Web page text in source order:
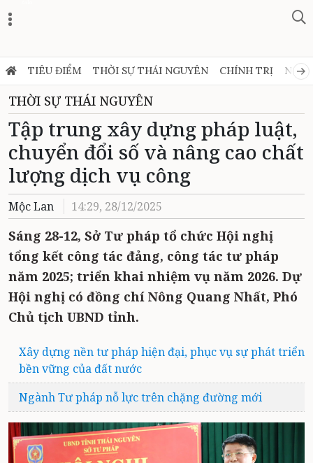
TIÊU ĐIỂM THỜI SỰ THÁI NGUYÊN CHÍNH TRỊ NGHỊ
THỜI SỰ THÁI NGUYÊN
Tập trung xây dựng pháp luật,
chuyển đổi số và nâng cao chất
lượng dịch vụ công
Mộc Lan 14:29, 28/12/2025
Sáng 28-12, Sở Tư pháp tổ chức Hội nghị
tổng kết công tác đảng, công tác tư pháp
năm 2025; triển khai nhiệm vụ năm 2026. Dự
Hội nghị có đồng chí Nông Quang Nhất, Phó
Chủ tịch UBND tỉnh.
Xây dựng nền tư pháp hiện đại, phục vụ sự phát triển
bền vững của đất nước
Ngành Tư pháp nỗ lực trên chặng đường mới